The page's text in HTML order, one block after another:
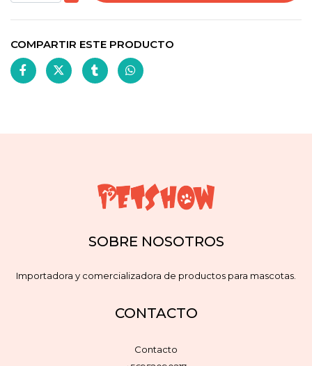
COMPARTIR ESTE PRODUCTO
SOBRE NOSOTROS
Importadora y comercializadora de productos para mascotas.
CONTACTO
Contacto